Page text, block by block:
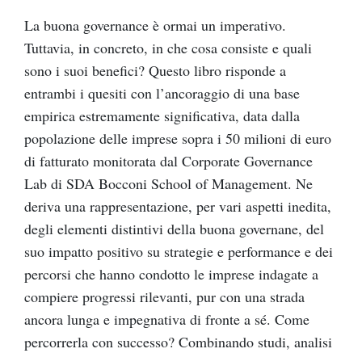
La buona governance è ormai un imperativo.
Tuttavia, in concreto, in che cosa consiste e quali
sono i suoi benefici? Questo libro risponde a
entrambi i quesiti con l’ancoraggio di una base
empirica estremamente significativa, data dalla
popolazione delle imprese sopra i 50 milioni di euro
di fatturato monitorata dal Corporate Governance
Lab di SDA Bocconi School of Management. Ne
deriva una rappresentazione, per vari aspetti inedita,
degli elementi distintivi della buona governane, del
suo impatto positivo su strategie e performance e dei
percorsi che hanno condotto le imprese indagate a
compiere progressi rilevanti, pur con una strada
ancora lunga e impegnativa di fronte a sé. Come
percorrerla con successo? Combinando studi, analisi